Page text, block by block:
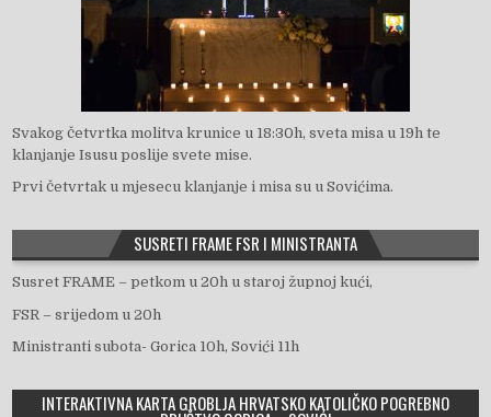
Svakog četvrtka molitva krunice u 18:30h, sveta misa u 19h te
klanjanje Isusu poslije svete mise.
Prvi četvrtak u mjesecu klanjanje i misa su u Sovićima.
SUSRETI FRAME FSR I MINISTRANTA
Susret FRAME – petkom u 20h u staroj župnoj kući,
FSR – srijedom u 20h
Ministranti subota- Gorica 10h, Sovići 11h
INTERAKTIVNA KARTA GROBLJA HRVATSKO KATOLIČKO POGREBNO